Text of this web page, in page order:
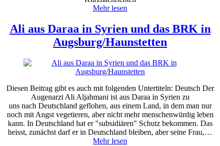
Mehr lesen
Ali aus Daraa in Syrien und das BRK in
Augsburg/Haunstetten
Diesen Beitrag gibt es auch mit folgenden Untertiteln: Deutsch Der
Augenarzt Ali Aljahmani ist aus Daraa in Syrien zu
uns nach Deutschland geflohen, aus einem Land, in dem man nur
noch mit Angst vegetieren, aber nicht mehr menschenwürdig leben
kann. In Deutschland hat er "subsidiären" Schutz bekommen. Das
heisst, zunächst darf er in Deutschland bleiben, aber seine Frau,…
Mehr lesen